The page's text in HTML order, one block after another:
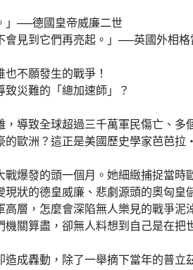
──德國皇帝威廉二世
見到它們再亮起。」──英國外相格
不願發生的戰爭！
災難的「總加速師」？
致全球超過三千萬軍民傷亡、多
歐洲？這正是美國歷史學家芭芭
發的頭一個月。她細緻捕捉當時
狀的德皇威廉、悲劇源頭的奧匈
層，怎麼會深陷無人樂見的戰爭
關算盡，卻無人料想到自己是在把
轟動，除了一舉摘下當年的普立